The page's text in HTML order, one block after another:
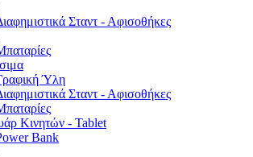
Σταντ - Αφισοθήκες
Ύλη
Σταντ - Αφισοθήκες
Κινητών - Tablet
Bank